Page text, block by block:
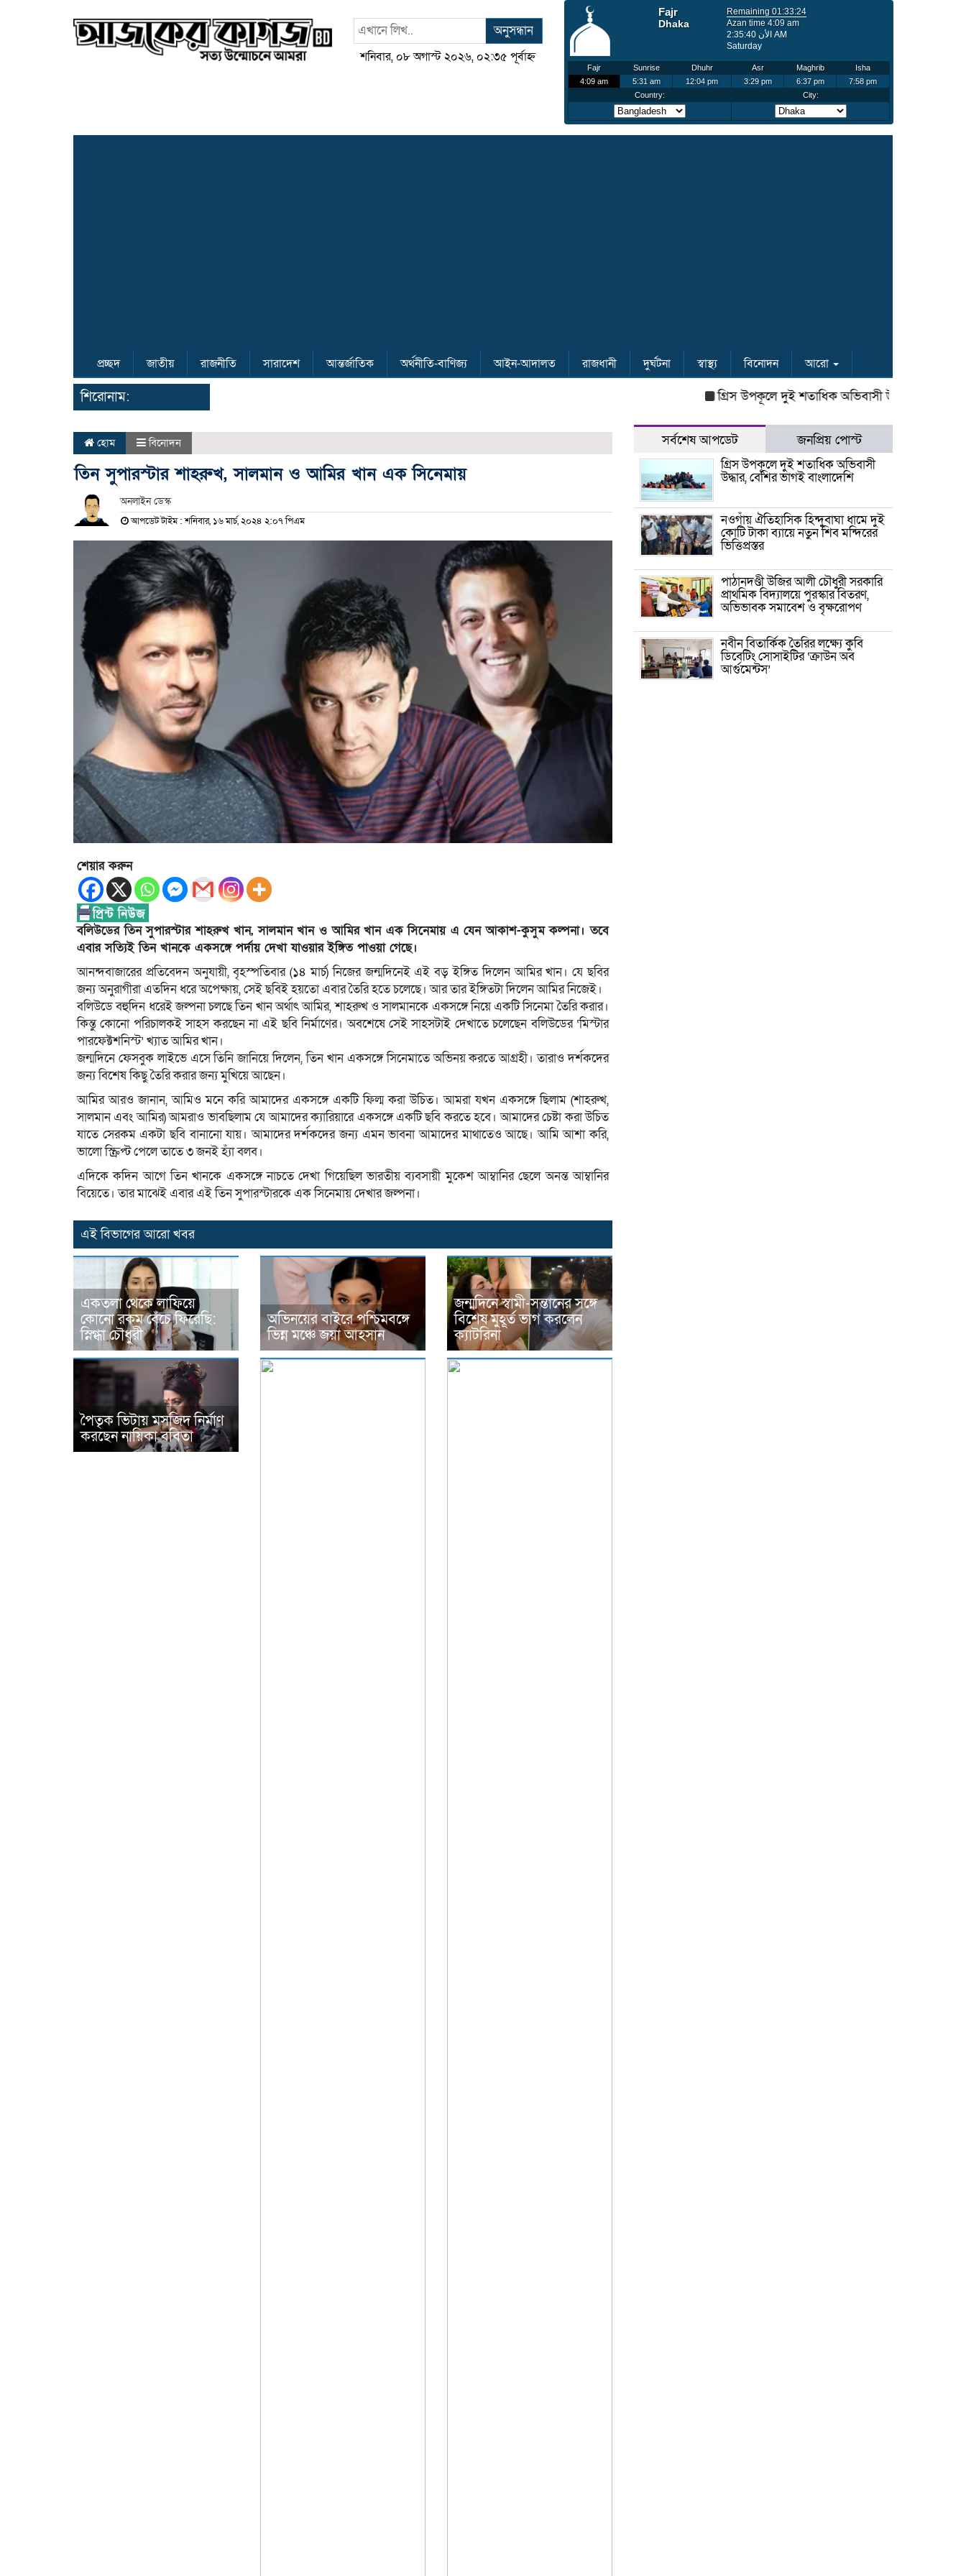
অনুসন্ধান
শনিবার, ০৮ অগাস্ট ২০২৬, ০২:৩৫ পূর্বাহ্ন
প্রচ্ছদ জাতীয় রাজনীতি সারাদেশ আন্তর্জাতিক অর্থনীতি-বাণিজ্য আইন-আদালত রাজধানী দুর্ঘটনা স্বাস্থ্য বিনোদন আরো
শিরোনাম: গ্রিস উপকূলে দুই শতাধিক অভিবাসী উদ্ধার, বেশির ভাগই
হোম বিনোদন
তিন সুপারস্টার শাহরুখ, সালমান ও আমির খান এক সিনেমায়
অনলাইন ডেস্ক
আপডেট টাইম : শনিবার, ১৬ মার্চ, ২০২৪ ২:০৭ পিএম
শেয়ার করুন
বলিউডের তিন সুপারস্টার শাহরুখ খান, সালমান খান ও আমির খান এক সিনেমায় এ যেন আকাশ-কুসুম কল্পনা। তবে
এবার সত্যিই তিন খানকে একসঙ্গে পর্দায় দেখা যাওয়ার ইঙ্গিত পাওয়া গেছে।
আনন্দবাজারের প্রতিবেদন অনুযায়ী, বৃহস্পতিবার (১৪ মার্চ) নিজের জন্মদিনেই এই বড় ইঙ্গিত দিলেন আমির খান। যে ছবির
জন্য অনুরাগীরা এতদিন ধরে অপেক্ষায়, সেই ছবিই হয়তো এবার তৈরি হতে চলেছে। আর তার ইঙ্গিতটা দিলেন আমির নিজেই।
বলিউডে বহুদিন ধরেই জল্পনা চলছে তিন খান অর্থাৎ আমির, শাহরুখ ও সালমানকে একসঙ্গে নিয়ে একটি সিনেমা তৈরি করার।
কিন্তু কোনো পরিচালকই সাহস করছেন না এই ছবি নির্মাণের। অবশেষে সেই সাহসটাই দেখাতে চলেছেন বলিউডের ‘মিস্টার
পারফেক্টশনিস্ট’ খ্যাত আমির খান।
জন্মদিনে ফেসবুক লাইভে এসে তিনি জানিয়ে দিলেন, তিন খান একসঙ্গে সিনেমাতে অভিনয় করতে আগ্রহী। তারাও দর্শকদের
জন্য বিশেষ কিছু তৈরি করার জন্য মুখিয়ে আছেন।
আমির আরও জানান, আমিও মনে করি আমাদের একসঙ্গে একটি ফিল্ম করা উচিত। আমরা যখন একসঙ্গে ছিলাম (শাহরুখ,
সালমান এবং আমির) আমরাও ভাবছিলাম যে আমাদের ক্যারিয়ারে একসঙ্গে একটি ছবি করতে হবে। আমাদের চেষ্টা করা উচিত
যাতে সেরকম একটা ছবি বানানো যায়। আমাদের দর্শকদের জন্য এমন ভাবনা আমাদের মাথাতেও আছে। আমি আশা করি,
ভালো স্ক্রিপ্ট পেলে তাতে ৩ জনই হ্যাঁ বলব।
এদিকে কদিন আগে তিন খানকে একসঙ্গে নাচতে দেখা গিয়েছিল ভারতীয় ব্যবসায়ী মুকেশ আম্বানির ছেলে অনন্ত আম্বানির
বিয়েতে। তার মাঝেই এবার এই তিন সুপারস্টারকে এক সিনেমায় দেখার জল্পনা।
এই বিভাগের আরো খবর
একতলা থেকে লাফিয়ে
কোনো রকম বেঁচে ফিরেছি:
স্নিগ্ধা চৌধুরী
অভিনয়ের বাইরে পশ্চিমবঙ্গে
ভিন্ন মঞ্চে জয়া আহসান
জন্মদিনে স্বামী-সন্তানের সঙ্গে
বিশেষ মুহূর্ত ভাগ করলেন
ক্যাটরিনা
পৈতৃক ভিটায় মসজিদ নির্মাণ
করছেন নায়িকা ববিতা
সর্বশেষ আপডেট জনপ্রিয় পোস্ট
গ্রিস উপকূলে দুই শতাধিক অভিবাসী
উদ্ধার, বেশির ভাগই বাংলাদেশি
নওগাঁয় ঐতিহাসিক হিন্দুবাঘা ধামে দুই
কোটি টাকা ব্যায়ে নতুন শিব মন্দিরের
ভিত্তিপ্রস্তর
পাঠানদণ্ডী উজির আলী চৌধুরী সরকারি
প্রাথমিক বিদ্যালয়ে পুরস্কার বিতরণ,
অভিভাবক সমাবেশ ও বৃক্ষরোপণ
নবীন বিতার্কিক তৈরির লক্ষ্যে কুবি
ডিবেটিং সোসাইটির ‘ক্রাউন অব
আর্গুমেন্টস’